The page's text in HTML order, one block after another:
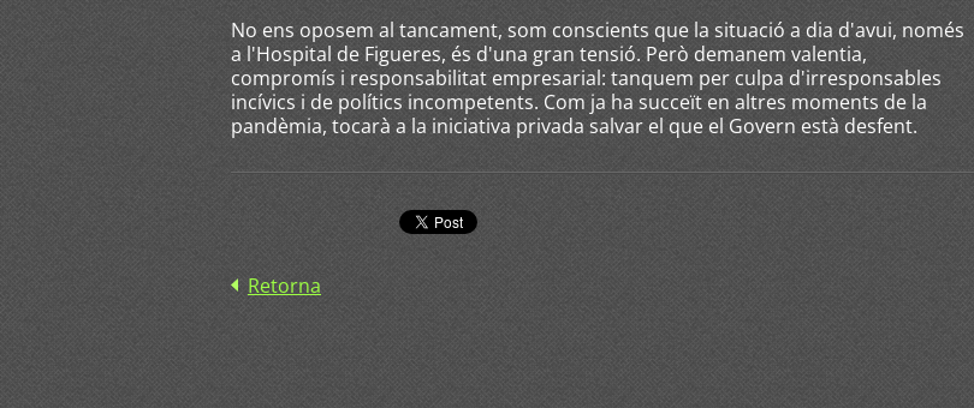
No ens oposem al tancament, som conscients que la situació a dia d'avui, només
a l'Hospital de Figueres, és d'una gran tensió. Però demanem valentia,
compromís i responsabilitat empresarial: tanquem per culpa d'irresponsables
incívics i de polítics incompetents. Com ja ha succeït en altres moments de la
pandèmia, tocarà a la iniciativa privada salvar el que el Govern està desfent.
Retorna